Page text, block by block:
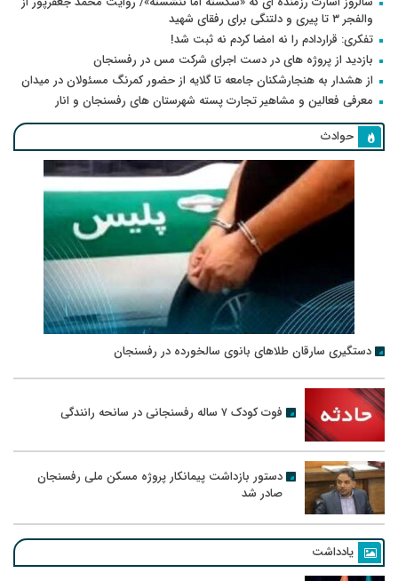
والفجر ۳ تا پیری و دلتنگی برای رفقای شهید
تفکری: قراردادم را نه امضا کردم نه ثبت شد!
بازدید از پروژه های در دست اجرای شرکت مس در رفسنجان
از هشدار به هنجارشکنان جامعه تا گلایه از حضور کمرنگ مسئولان در میدان
معرفی فعالین و مشاهیر تجارت پسته شهرستان های رفسنجان و انار
حوادث
دستگیری سارقان طلاهای بانوی سالخورده در رفسنجان
فوت کودک ۷ ساله رفسنجانی در سانحه رانندگی
دستور بازداشت پیمانکار پروژه مسکن ملی رفسنجان
صادر شد
یادداشت